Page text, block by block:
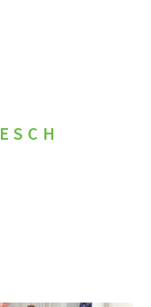
ESCH